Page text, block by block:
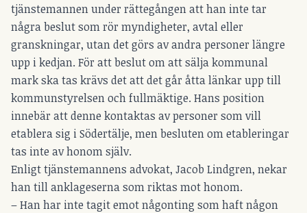
tjänstemannen under rättegången att han inte tar
några beslut som rör myndigheter, avtal eller
granskningar, utan det görs av andra personer längre
upp i kedjan. För att beslut om att sälja kommunal
mark ska tas krävs det att det går åtta länkar upp till
kommunstyrelsen och fullmäktige. Hans position
innebär att denne kontaktas av personer som vill
etablera sig i Södertälje, men besluten om etableringar
tas inte av honom själv.
Enligt tjänstemannens advokat, Jacob Lindgren, nekar
han till anklageserna som riktas mot honom.
– Han har inte tagit emot någonting som haft någon